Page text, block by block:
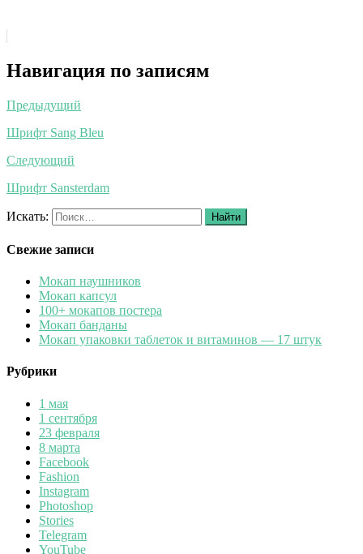
Навигация по записям
Предыдущий
Шрифт Sang Bleu
Следующий
Шрифт Sansterdam
Искать: Найти
Свежие записи
Мокап наушников
Мокап капсул
100+ мокапов постера
Мокап банданы
Мокап упаковки таблеток и витаминов — 17 штук
Рубрики
1 мая
1 сентября
23 февраля
8 марта
Facebook
Fashion
Instagram
Photoshop
Stories
Telegram
YouTube